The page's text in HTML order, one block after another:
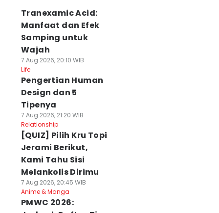
Tranexamic Acid:
Manfaat dan Efek
Samping untuk
Wajah
7 Aug 2026, 20:10 WIB
Life
Pengertian Human
Design dan 5
Tipenya
7 Aug 2026, 21:20 WIB
Relationship
[QUIZ] Pilih Kru Topi
Jerami Berikut,
Kami Tahu Sisi
Melankolis Dirimu
7 Aug 2026, 20:45 WIB
Anime & Manga
PMWC 2026: